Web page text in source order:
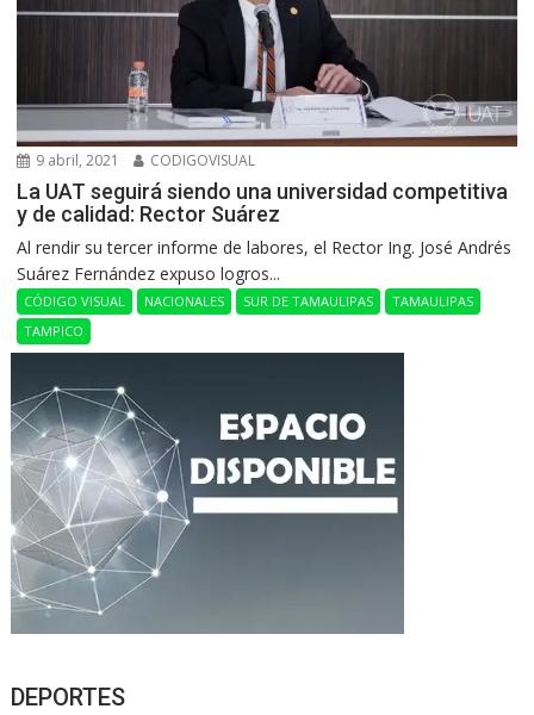
9 abril, 2021 CODIGOVISUAL
La UAT seguirá siendo una universidad competitiva
y de calidad: Rector Suárez
Al rendir su tercer informe de labores, el Rector Ing. José Andrés
Suárez Fernández expuso logros...
CÓDIGO VISUAL NACIONALES SUR DE TAMAULIPAS
TAMAULIPAS
TAMPICO
DEPORTES